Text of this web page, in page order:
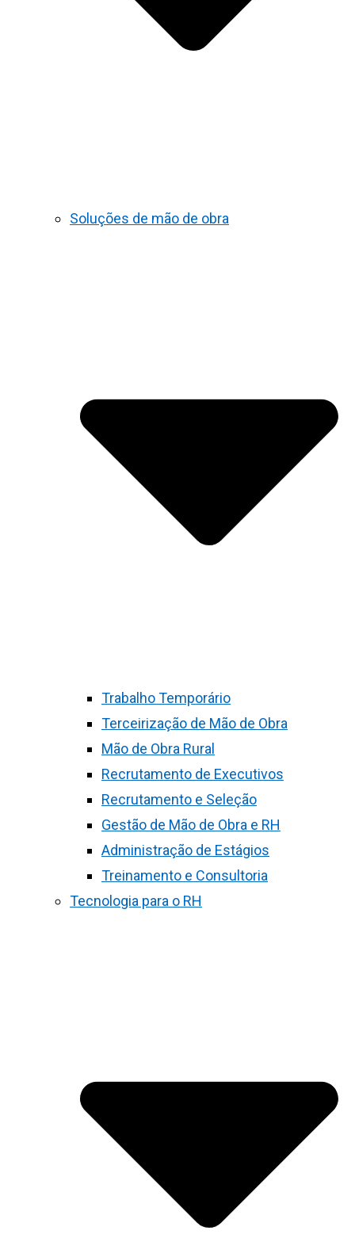
Soluções de mão de obra
Trabalho Temporário
Terceirização de Mão de Obra
Mão de Obra Rural
Recrutamento de Executivos
Recrutamento e Seleção
Gestão de Mão de Obra e RH
Administração de Estágios
Treinamento e Consultoria
Tecnologia para o RH